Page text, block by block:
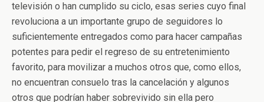
televisión o han cumplido su ciclo, esas series cuyo final
revoluciona a un importante grupo de seguidores lo
suficientemente entregados como para hacer campañas
potentes para pedir el regreso de su entretenimiento
favorito, para movilizar a muchos otros que, como ellos,
no encuentran consuelo tras la cancelación y algunos
otros que podrían haber sobrevivido sin ella pero